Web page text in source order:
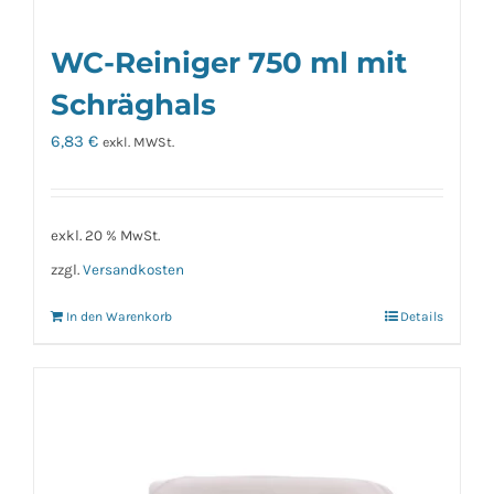
WC-Reiniger 750 ml mit
Schräghals
6,83 € exkl. MWSt.
exkl. 20 % MwSt.
zzgl. Versandkosten
In den Warenkorb Details